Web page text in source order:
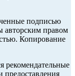
подписью
авторским правом
Копирование
рекомендательные